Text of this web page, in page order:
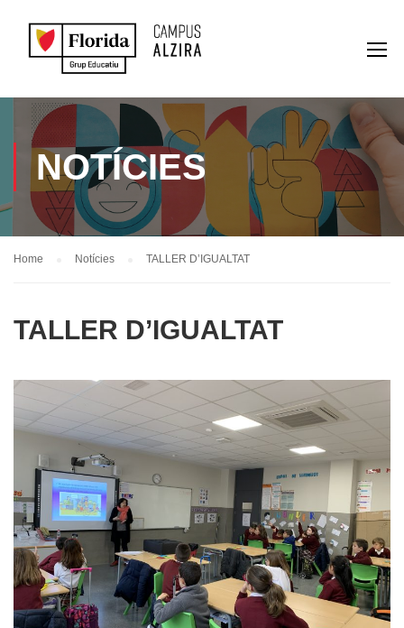
NOTÍCIES
Home Notícies TALLER D’IGUALTAT
TALLER D’IGUALTAT